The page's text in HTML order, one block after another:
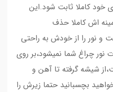
کاملا ثابت شود.این
اش کاملا حذف
نور را از خودش به راحتی
چراغ شما نمیشود،بر روی
شیشه گرفته تا آهن و
بچسبانید حتما زیرش را